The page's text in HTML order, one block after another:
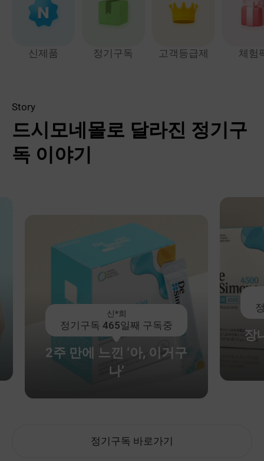
신제품 정기구독 고객등급제 체험
Story
드시모네몰로 달라진 정기구
독 이야기
신*희
정기구독 465일째 구독중
2주 만에 느낀 ‘아, 이거구
나’
정
장
정기구독 바로가기